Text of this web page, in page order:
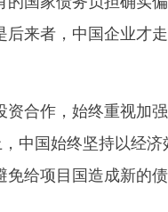
来者，中国企业才
作，始终重视加
中国始终坚持以经
给项目国造成新的